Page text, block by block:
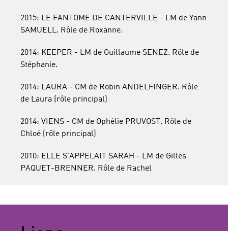
2015: LE FANTOME DE CANTERVILLE - LM de Yann
SAMUELL. Rôle de Roxanne.
2014: KEEPER - LM de Guillaume SENEZ. Rôle de
Stéphanie.
2014: LAURA - CM de Robin ANDELFINGER. Rôle
de Laura (rôle principal)
2014: VIENS - CM de Ophélie PRUVOST. Rôle de
Chloé (rôle principal)
2010: ELLE S'APPELAIT SARAH - LM de Gilles
PAQUET-BRENNER. Rôle de Rachel